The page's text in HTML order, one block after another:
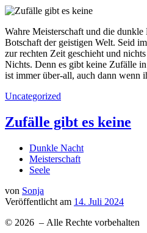
Wahre Meisterschaft und die
Botschaft der geistigen Welt. Seid
zur rechten Zeit geschieht und
Nichts. Denn es gibt keine Zufälle
ist immer über-all, auch dann
Uncategorized
Zufälle gibt es keine
Dunkle Nacht
Meisterschaft
Seele
von Sonja
Veröffentlicht am 14. Juli 2024
© 2026 – Alle Rechte vorbehalten